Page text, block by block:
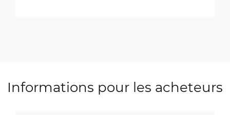
Informations pour les acheteurs